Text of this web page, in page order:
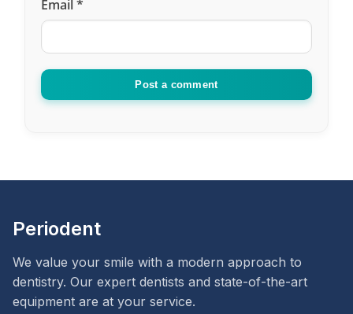
tedavisi yapıldığında bu düzelir mi
Cevapla
Periodent Diş
Email*
Post a comment
Periodent
We value your smile with a modern approach to
dentistry. Our expert dentists and state-of-the-art
equipment are at your service.